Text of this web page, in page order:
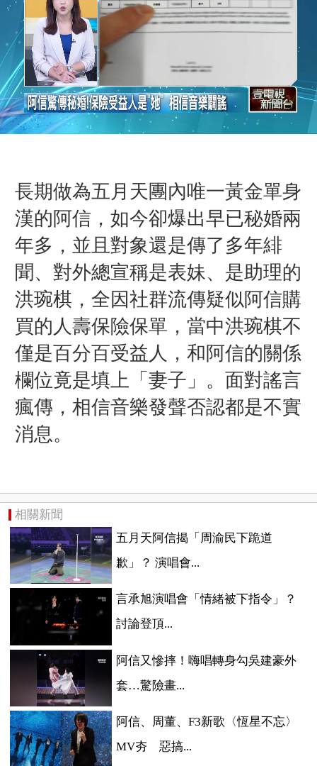
長期做為五月天團內唯一黃金單身
漢的阿信，如今卻爆出早已秘婚兩
年多，並且對象還是傳了多年緋
聞、對外總宣稱是表妹、是助理的
洪琬棋，全因社群流傳疑似阿信購
買的人壽保險保單，當中洪琬棋不
僅是百分百受益人，和阿信的關係
欄位竟是填上「妻子」。面對謠言
瘋傳，相信音樂發聲否認都是不實
消息。
相關新聞
五月天阿信揭「周渝民下跪道
歉」？ 演唱會...
言承旭演唱會「情緒被下指令」？
討論登頂...
阿信又慘摔！嗨唱轉身勾吳建豪外
套…驚險畫...
阿信、周董、F3新歌〈恆星不忘〉
MV夯 惡搞...